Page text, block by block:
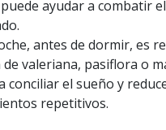
ayudar a combatir
antes de dormir, es
valeriana, pasiflora o
conciliar el sueño y
repetitivos.